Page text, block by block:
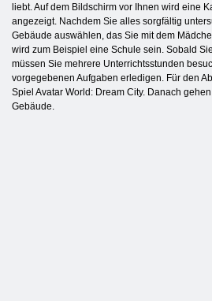
liebt. Auf dem Bildschirm vor Ihnen wird eine
angezeigt. Nachdem Sie alles sorgfältig
Gebäude auswählen, das Sie mit dem
wird zum Beispiel eine Schule sein. Sobald
müssen Sie mehrere Unterrichtsstunden
vorgegebenen Aufgaben erledigen. Für den
Spiel Avatar World: Dream City. Danach
Gebäude.